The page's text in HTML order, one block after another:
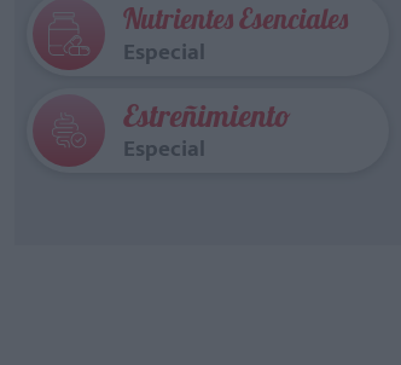
Nutrientes Esenciales
Especial
Estreñimiento
Especial